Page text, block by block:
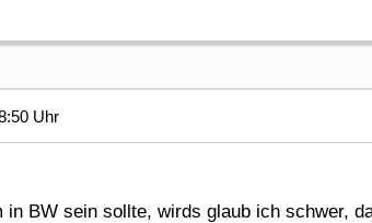
Uhr
in BW sein sollte, wirds glaub ich schwer,